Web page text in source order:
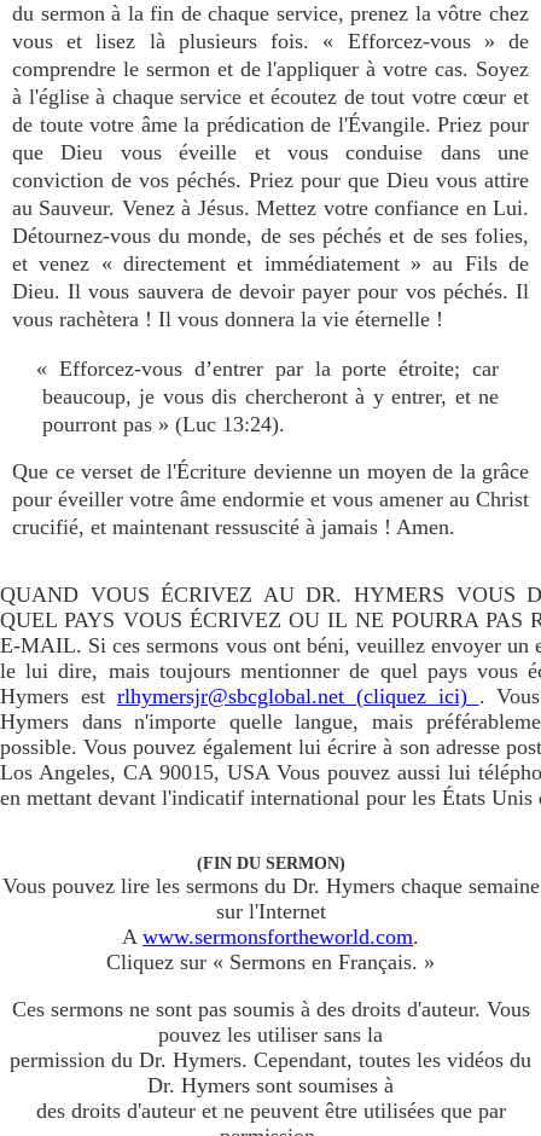
du sermon à la fin de chaque service, prenez la vôtre chez
vous et lisez là plusieurs fois. « Efforcez-vous » de
comprendre le sermon et de l'appliquer à votre cas. Soyez
à l'église à chaque service et écoutez de tout votre cœur et
de toute votre âme la prédication de l'Évangile. Priez pour
que Dieu vous éveille et vous conduise dans une
conviction de vos péchés. Priez pour que Dieu vous attire
au Sauveur. Venez à Jésus. Mettez votre confiance en Lui.
Détournez-vous du monde, de ses péchés et de ses folies,
et venez « directement et immédiatement » au Fils de
Dieu. Il vous sauvera de devoir payer pour vos péchés. Il
vous rachètera ! Il vous donnera la vie éternelle !
« Efforcez-vous d’entrer par la porte étroite; car
beaucoup, je vous dis chercheront à y entrer, et ne
pourront pas » (Luc 13:24).
Que ce verset de l'Écriture devienne un moyen de la grâce
pour éveiller votre âme endormie et vous amener au Christ
crucifié, et maintenant ressuscité à jamais ! Amen.
QUAND VOUS ÉCRIVEZ AU DR. HYMERS VOUS
QUEL PAYS VOUS ÉCRIVEZ OU IL NE POURRA PAS
E-MAIL. Si ces sermons vous ont béni, veuillez envoyer un
le lui dire, mais toujours mentionner de quel pays vous
Hymers est rlhymersjr@sbcglobal.net (cliquez ici) .
Hymers dans n'importe quelle langue, mais
possible. Vous pouvez également lui écrire à son adresse
Los Angeles, CA 90015, USA Vous pouvez aussi lui
en mettant devant l'indicatif international pour les États Unis
(FIN DU SERMON)
Vous pouvez lire les sermons du Dr. Hymers chaque semaine
sur l'Internet
A www.sermonsfortheworld.com.
Cliquez sur « Sermons en Français. »
Ces sermons ne sont pas soumis à des droits d'auteur. Vous
pouvez les utiliser sans la
permission du Dr. Hymers. Cependant, toutes les vidéos du
Dr. Hymers sont soumises à
des droits d'auteur et ne peuvent être utilisées que par